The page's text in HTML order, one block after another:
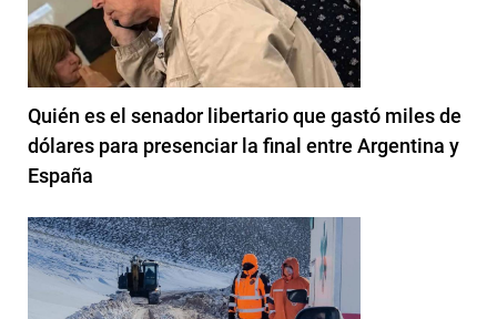
Quién es el senador libertario que gastó miles de
dólares para presenciar la final entre Argentina y
España